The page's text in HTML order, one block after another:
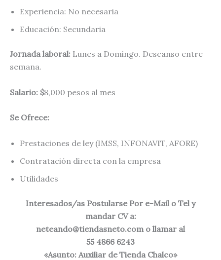
Experiencia: No necesaria
Educación: Secundaria
Jornada laboral: Lunes a Domingo. Descanso entre
semana.
Salario: $8,000 pesos al mes
Se Ofrece:
Prestaciones de ley (IMSS, INFONAVIT, AFORE)
Contratación directa con la empresa
Utilidades
Interesados/as Postularse Por e-Mail o Tel y
mandar CV a:
neteando@tiendasneto.com o llamar al
55 4866 6243
«Asunto: Auxiliar de Tienda Chalco»